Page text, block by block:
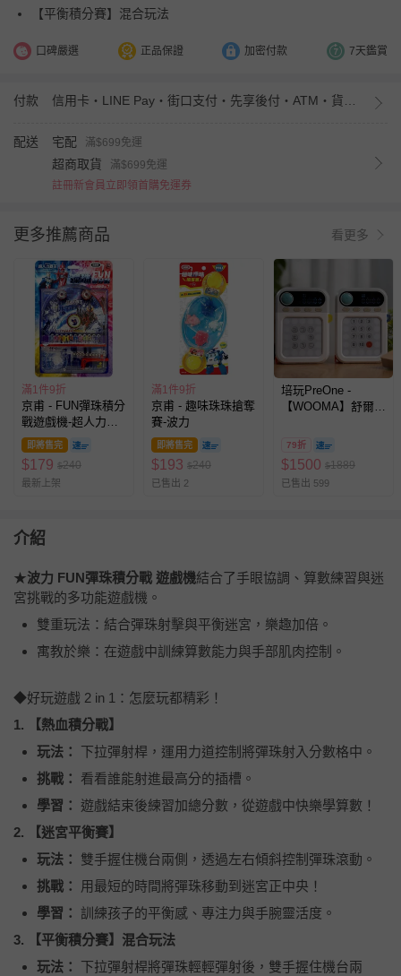
【平衡積分賽】混合玩法
口碑嚴選 正品保證 加密付款 7天鑑賞
付款
配送 宅配 滿$699免運
超商取貨
滿$699免運
註冊新會員立即領首購免運券
更多推薦商品 看更多
滿1件9折
京甫 - FUN彈珠積分
戰遊戲機-超人力霸
王
即將售完
$179 $240
最新上架
滿1件9折
京甫 - 趣味珠珠搶奪
賽-波力
即將售完
$193 $240
已售出 2
培玩PreOne -
【WOOMA】舒爾特
79折
$1500 $1889
已售出 599
介紹
★波力 FUN彈珠積分戰 遊戲機結合了手眼協調、算數練習與迷
宮挑戰的多功能遊戲機。
雙重玩法：結合彈珠射擊與平衡迷宮，樂趣加倍。
寓教於樂：在遊戲中訓練算數能力與手部肌肉控制。
◆好玩遊戲 2 in 1：怎麼玩都精彩！
1. 【熱血積分戰】
玩法：
下拉彈射桿，運用力道控制將彈珠射入分數格中。
挑戰：
看看誰能射進最高分的插槽。
學習：
遊戲結束後練習加總分數，從遊戲中快樂學算數！
2. 【迷宮平衡賽】
玩法：
雙手握住機台兩側，透過左右傾斜控制彈珠滾動。
挑戰：
用最短的時間將彈珠移動到迷宮正中央！
學習： 訓練孩子的平衡感、專注力與手腕靈活度。
3. 【平衡積分賽】混合玩法
玩法：
下拉彈射桿將彈珠輕輕彈射後，雙手握住機台兩